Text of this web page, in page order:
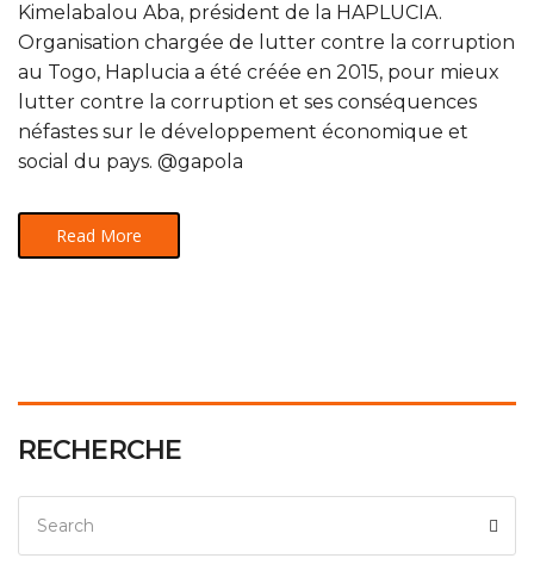
Kimelabalou Aba, président de la HAPLUCIA.
Organisation chargée de lutter contre la corruption
au Togo, Haplucia a été créée en 2015, pour mieux
lutter contre la corruption et ses conséquences
néfastes sur le développement économique et
social du pays. @gapola
Read More
RECHERCHE